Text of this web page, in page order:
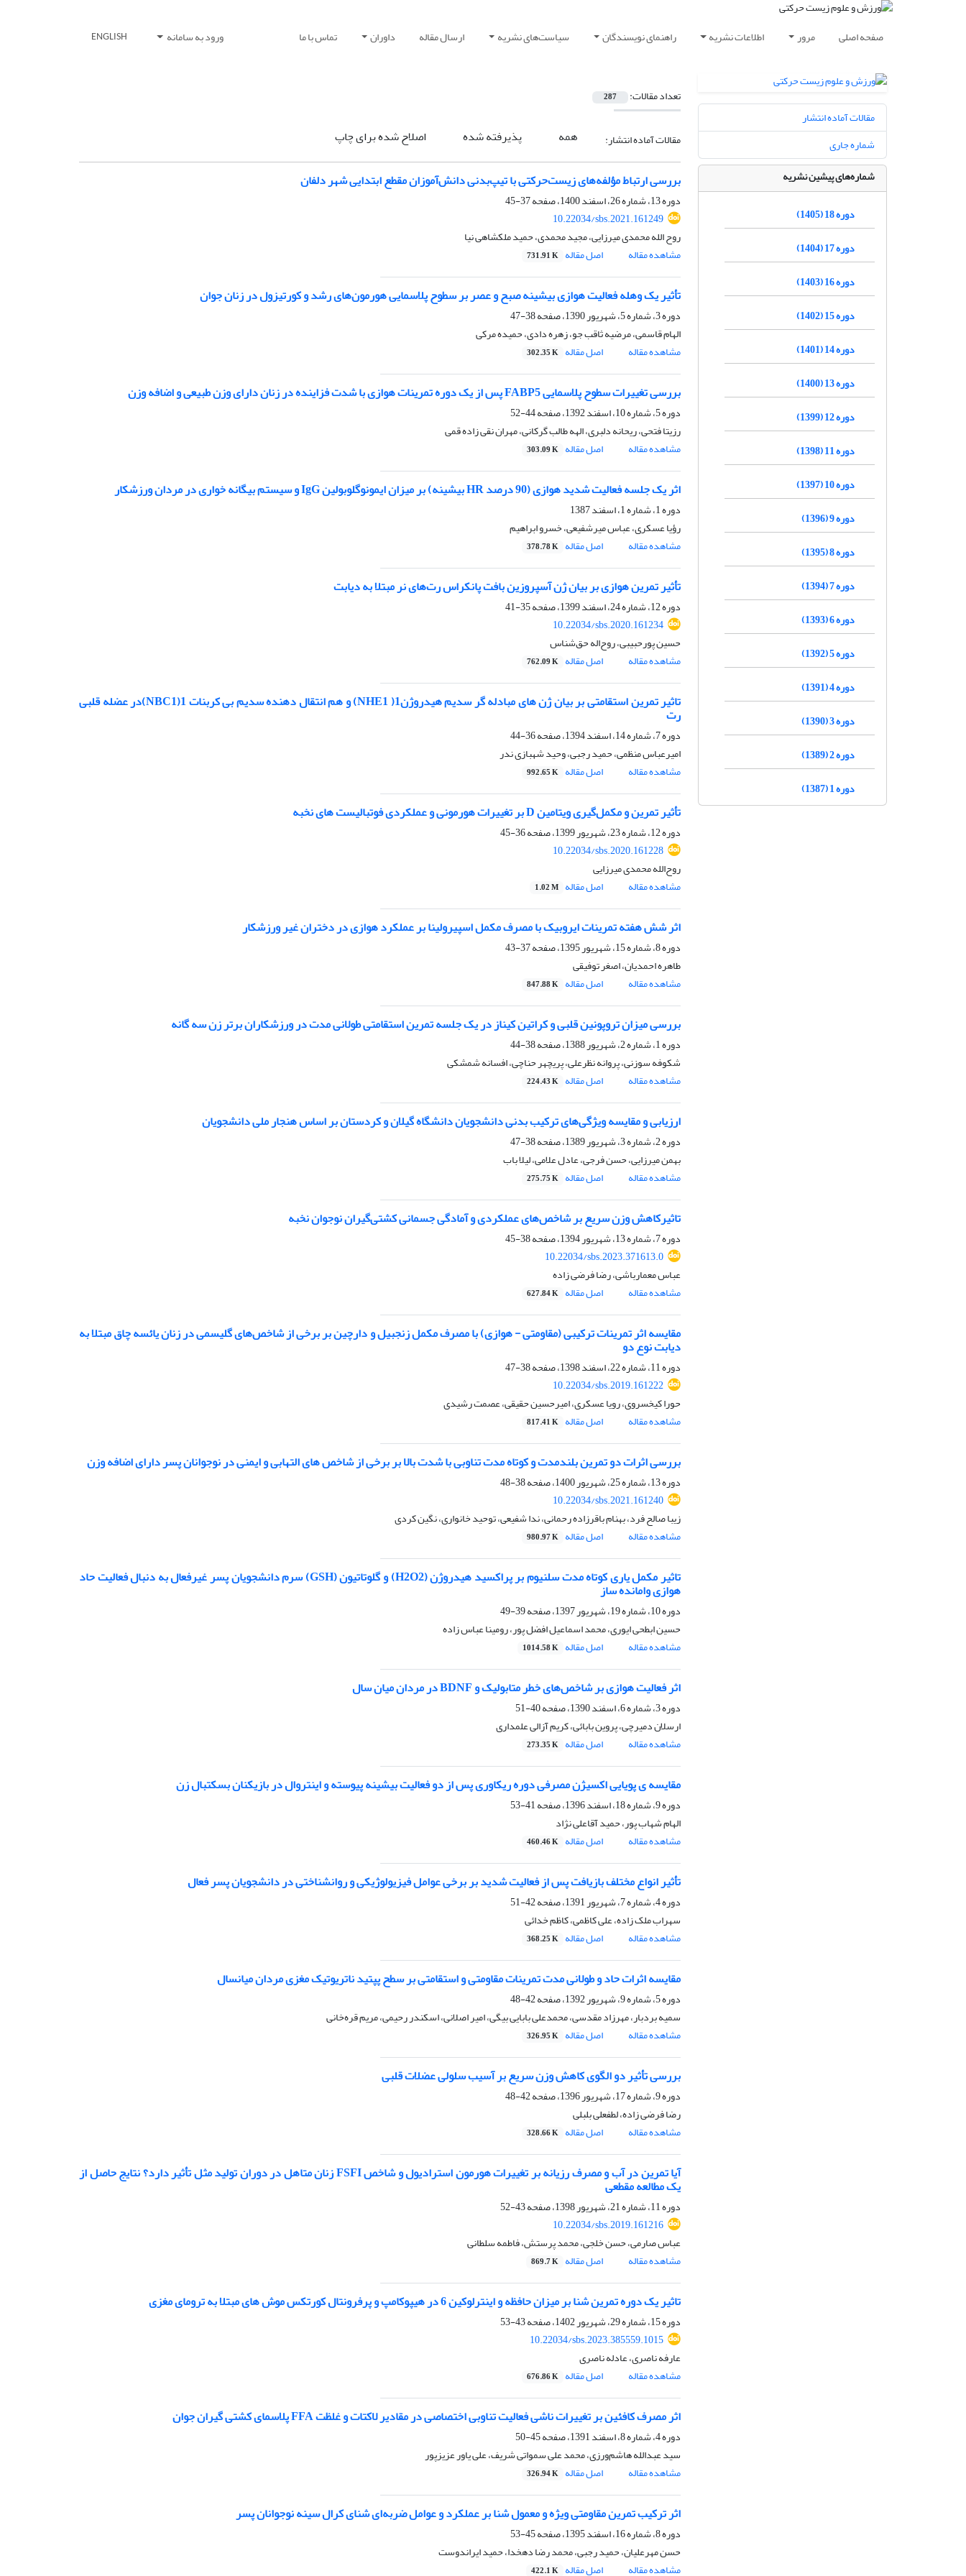
صفحه اصلی مرور اطلاعات نشریه راهنمای نویسندگان سیاست‌های نشریه ارسال مقاله داوران تماس با ما ورود به سامانه ENGLISH
تعداد مقالات: 287
مقالات آماده انتشار: همه پذیرفته شده اصلاح شده برای چاپ
بررسی ارتباط مؤلفه‌های زیست‌حرکتی با تیپ‌بدنی دانش‌آموزان مقطع ابتدایی شهر دلفان
دوره 13، شماره 26، اسفند 1400، صفحه
37-45
10.22034/sbs.2021.161249
روح الله محمدی میرزایی، مجید محمدی، حمید ملکشاهی نیا
مشاهده مقاله
اصل مقاله 731.91 K
تأثیر یک وهله فعالیت هوازی بیشینه صبح و عصر بر سطوح پلاسمایی هورمون‌های رشد و کورتیزول در زنان جوان
دوره 3، شماره 5، شهریور 1390، صفحه
38-47
الهام قاسمی، مرضیه ثاقب جو، زهره دادی، حمیده مرکی
مشاهده مقاله
اصل مقاله 302.35 K
بررسی تغییرات سطوح پلاسمایی FABP5 پس از یک دوره تمرینات هوازی با شدت فزاینده در زنان دارای وزن طبیعی و اضافه وزن
دوره 5، شماره 10، اسفند 1392، صفحه
44-52
رزیتا فتحی، ریحانه دلبری، الهه طالب گرکانی، مهران نقی زاده قمی
مشاهده مقاله
اصل مقاله 303.09 K
اثر یک جلسه فعالیت شدید هوازی (90 درصد HR بیشینه) بر میزان ایمونوگلوبولین IgG و سیستم بیگانه خواری در مردان ورزشکار
دوره 1، شماره 1، اسفند 1387
رؤیا عسکری، عباس میرشفیعی، خسرو ابراهیم
مشاهده مقاله
اصل مقاله 378.78 K
تأثیر تمرین هوازی بر بیان ژن آسپروزین بافت پانکراس رت‌های نر مبتلا به دیابت
دوره 12، شماره 24، اسفند 1399، صفحه
35-41
10.22034/sbs.2020.161234
حسین پورحبیبی، روح‌اله حق‌شناس
مشاهده مقاله
اصل مقاله 762.09 K
تاثیر تمرین استقامتی بر بیان ژن های مبادله گر سدیم هیدروژن1( NHE1) و هم انتقال دهنده سدیم بی کربنات 1(NBC1)در عضله قلبی
رت
دوره 7، شماره 14، اسفند 1394، صفحه
36-44
امیرعباس منظمی، حمید رجبی، وحید شهبازی ندر
مشاهده مقاله
اصل مقاله 992.65 K
تأثیر تمرین و مکمل‌گیری ویتامین D بر تغییرات هورمونی و عملکردی فوتبالیست های نخبه
دوره 12، شماره 23، شهریور 1399، صفحه
36-45
10.22034/sbs.2020.161228
روح‌الله محمدی میرزایی
مشاهده مقاله
اصل مقاله 1.02 M
اثر شش هفته تمرینات ایروبیک با مصرف مکمل اسپیرولینا بر عملکرد هوازی در دختران غیر ورزشکار
دوره 8، شماره 15، شهریور 1395، صفحه
37-43
طاهره احمدیان، اصغر توفیقی
مشاهده مقاله
اصل مقاله 847.88 K
بررسی میزان تروپونین قلبی و کراتین کیناز در یک جلسه تمرین استقامتی طولانی مدت در ورزشکاران برتر زن سه گانه
دوره 1، شماره 2، شهریور 1388، صفحه
38-44
شکوفه سوزنی، پروانه نظرعلی، پریچهر حناچی، افسانه شمشکی
مشاهده مقاله
اصل مقاله 224.43 K
ارزیابی و مقایسه ویژگی‌های ترکیب بدنی دانشجویان دانشگاه گیلان و کردستان بر اساس هنجار ملی دانشجویان
دوره 2، شماره 3، شهریور 1389، صفحه
38-47
بهمن میرزایی، حسن فرجی، عادل علامی، لیلا باب
مشاهده مقاله
اصل مقاله 275.75 K
تاثیرکاهش وزن سریع بر شاخص‌های عملکردی و آمادگی جسمانی کشتی‌گیران نوجوان نخبه
دوره 7، شماره 13، شهریور 1394، صفحه
38-45
10.22034/sbs.2023.371613.0
عباس معمارباشی، رضا فرضی زاده
مشاهده مقاله
اصل مقاله 627.84 K
مقایسه اثر تمرینات ترکیبی (مقاومتی - هوازی) با مصرف مکمل زنجبیل و دارچین بر برخی از شاخص‌های گلیسمی در زنان یائسه چاق مبتلا به
دیابت نوع دو
دوره 11، شماره 22، اسفند 1398، صفحه
38-47
10.22034/sbs.2019.161222
حورا کیخسروی، رویا عسکری، امیرحسین حقیقی، عصمت رشیدی
مشاهده مقاله
اصل مقاله 817.41 K
بررسی اثرات دو تمرین بلندمدت و کوتاه مدت تناوبی با شدت بالا بر برخی از شاخص های التهابی و ایمنی در نوجوانان پسر دارای اضافه وزن
دوره 13، شماره 25، شهریور 1400، صفحه
38-48
10.22034/sbs.2021.161240
زیبا صالح فرد، بهنام باقرزاده رحمانی، ندا شفیعی، توحید خانواری، نگین کردی
مشاهده مقاله
اصل مقاله 980.97 K
تاثیر مکمل یاری کوتاه مدت سلنیوم بر پراکسید هیدروژن (H2O2) و گلوتاتیون (GSH) سرم دانشجویان پسر غیرفعال به دنبال فعالیت حاد
هوازی وامانده ساز
دوره 10، شماره 19، شهریور 1397، صفحه
39-49
حسین ابطحی ایوری، محمد اسماعیل افضل پور، رومینا عباس زاده
مشاهده مقاله
اصل مقاله 1014.58 K
اثر فعالیت هوازی بر شاخص‌های خطر متابولیک و BDNF در مردان میان سال
دوره 3، شماره 6، اسفند 1390، صفحه
40-51
ارسلان دمیرچی، پروین بابائی، کریم آزالی علمداری
مشاهده مقاله
اصل مقاله 273.35 K
مقایسه ی پویایی اکسیژن مصرفی دوره ریکاوری پس از دو فعالیت بیشینه پیوسته و اینتروال در بازیکنان بسکتبال زن
دوره 9، شماره 18، اسفند 1396، صفحه
41-53
الهام شهاب پور، حمید آقاعلی نژاد
مشاهده مقاله
اصل مقاله 460.46 K
تأثیر انواع مختلف بازیافت پس از فعالیت شدید بر برخی عوامل فیزیولوژیکی و روانشناختی در دانشجویان پسر فعال
دوره 4، شماره 7، شهریور 1391، صفحه
42-51
سهراب ملک زاده، علی کاظمی، کاظم خدائی
مشاهده مقاله
اصل مقاله 368.25 K
مقایسه اثرات حاد و طولانی مدت تمرینات مقاومتی و استقامتی بر سطح پپتید ناتریوتیک مغزی مردان میانسال
دوره 5، شماره 9، شهریور 1392، صفحه
42-48
سمیه بردبار، مهرزاد مقدسی، محمدعلی بابایی بیگی، امیر اصلانی، اسکندر رحیمی، مریم قره‌خانی
مشاهده مقاله
اصل مقاله 326.95 K
بررسی تأثیر دو الگوی کاهش وزن سریع بر آسیب سلولی عضلات قلبی
دوره 9، شماره 17، شهریور 1396، صفحه
42-48
رضا فرضی زاده، لطفعلی بلبلی
مشاهده مقاله
اصل مقاله 328.66 K
آیا تمرین در آب و مصرف رزیانه بر تغییرات هورمون استرادیول و شاخص FSFI زنان متاهل در دوران تولید مثل تأثیر دارد؟ نتایج حاصل از
یک مطالعه مقطعی
دوره 11، شماره 21، شهریور 1398، صفحه
43-52
10.22034/sbs.2019.161216
عباس صارمی، حسن خلجی، محمد پرستش، فاطمه سلطانی
مشاهده مقاله
اصل مقاله 869.7 K
تاثیر یک دوره تمرین شنا بر میزان حافظه و اینترلوکین 6 در هیپوکامپ و پرفرونتال کورتکس موش های مبتلا به ترومای مغزی
دوره 15، شماره 29، شهریور 1402، صفحه
43-53
10.22034/sbs.2023.385559.1015
عارفه ناصری، عادله ناصری
مشاهده مقاله
اصل مقاله 676.86 K
اثر مصرف کافئین بر تغییرات ناشی فعالیت تناوبی اختصاصی در مقادیر لاکتات و غلظت FFA پلاسمای کشتی گیران جوان
دوره 4، شماره 8، اسفند 1391، صفحه
45-50
سید عبدالله هاشم‌ورزی، محمد علی سمواتی شریف، علی یاور عزیزپور
مشاهده مقاله
اصل مقاله 326.94 K
اثر ترکیب تمرین مقاومتی ویژه و معمول شنا بر عملکرد و عوامل ضربه‌ای شنای کرال سینه نوجوانان پسر
دوره 8، شماره 16، اسفند 1395، صفحه
45-53
حسن مهرعلیان، حمید رجبی، محمد رضا دهخدا، حمید ایراندوست
مشاهده مقاله
اصل مقاله 422.1 K
مقالات آماده انتشار
شماره جاری
شماره‌های پیشین نشریه
دوره 18 (1405)
دوره 17 (1404)
دوره 16 (1403)
دوره 15 (1402)
دوره 14 (1401)
دوره 13 (1400)
دوره 12 (1399)
دوره 11 (1398)
دوره 10 (1397)
دوره 9 (1396)
دوره 8 (1395)
دوره 7 (1394)
دوره 6 (1393)
دوره 5 (1392)
دوره 4 (1391)
دوره 3 (1390)
دوره 2 (1389)
دوره 1 (1387)